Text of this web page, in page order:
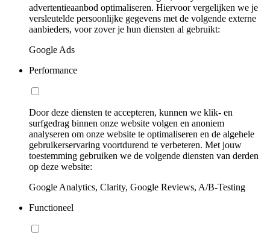
advertentieaanbod optimaliseren. Hiervoor vergelijken we je
versleutelde persoonlijke gegevens met de volgende externe
aanbieders, voor zover je hun diensten al gebruikt:
Google Ads
Performance
Door deze diensten te accepteren, kunnen we klik- en
surfgedrag binnen onze website volgen en anoniem
analyseren om onze website te optimaliseren en de algehele
gebruikerservaring voortdurend te verbeteren. Met jouw
toestemming gebruiken we de volgende diensten van derden
op deze website:
Google Analytics, Clarity, Google Reviews, A/B-Testing
Functioneel